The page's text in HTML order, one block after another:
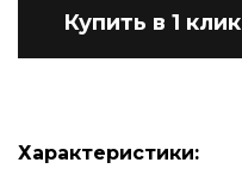
Купить в 1 клик
Характеристики: